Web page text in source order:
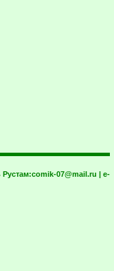
comik-07@mail.ru | e-